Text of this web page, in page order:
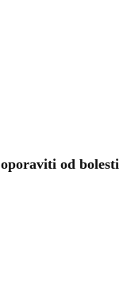
od bolesti